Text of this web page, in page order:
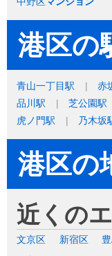
港区の
青山一丁目駅 赤
品川駅
芝公園駅
虎ノ門駅
乃木坂
港区の
近くの
文京区 新宿区